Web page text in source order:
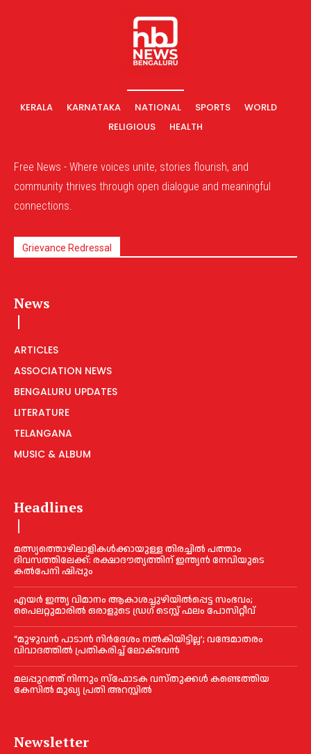
KERALA KARNATAKA NATIONAL SPORTS
WORLD
RELIGIOUS
HEALTH
Free News - Where voices unite, stories flourish, and
community thrives through open dialogue and meaningful
connections.
Grievance Redressal
News
ARTICLES
ASSOCIATION NEWS
BENGALURU UPDATES
LITERATURE
TELANGANA
MUSIC & ALBUM
Headlines
മത്സ്യത്തൊഴിലാളികള്‍ക്കായുള്ള തിരച്ചില്‍ പത്താം
ദിവസത്തിലേക്ക്: രക്ഷാദൗത്യത്തിന് ഇന്ത്യൻ നേവിയുടെ
കല്‍പേനി ഷിപ്പും
എയര്‍ ഇന്ത്യ വിമാനം ആകാശച്ചുഴിയില്‍പ്പെട്ട സംഭവം;
പൈലറ്റുമാരില്‍ ഒരാളുടെ ഡ്രഗ് ടെസ്റ്റ് ഫലം പോസിറ്റീവ്
“മുഴുവൻ പാടാൻ നിര്‍ദേശം നല്‍കിയിട്ടില്ല’; വന്ദേമാതരം
വിവാദത്തില്‍ പ്രതികരിച്ച്‌ ലോക്ഭവൻ
മലപ്പുറത്ത് നിന്നും സ്ഫോടക വസ്തുക്കള്‍ കണ്ടെത്തിയ
കേസില്‍ മുഖ‍്യ പ്രതി അറസ്റ്റില്‍
Newsletter